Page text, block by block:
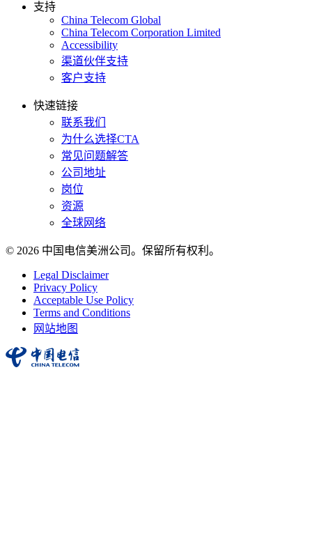
支持
China Telecom Global
China Telecom Corporation Limited
Accessibility
渠道伙伴支持
客户支持
快速链接
联系我们
为什么选择CTA
常见问题解答
公司地址
岗位
资源
全球网络
© 2026 中国电信美洲公司。保留所有权利。
Legal Disclaimer
Privacy Policy
Acceptable Use Policy
Terms and Conditions
网站地图